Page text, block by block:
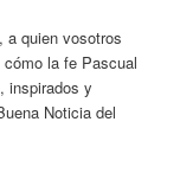
a quien vosotros
cómo la fe Pascual
inspirados y
Noticia del